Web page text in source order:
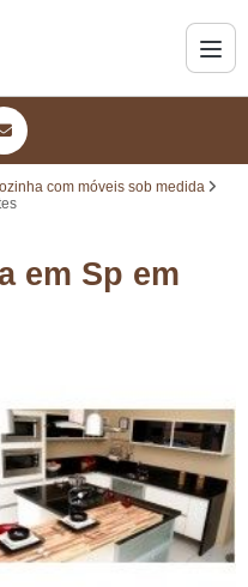
com móveis sob medida
em Sp em